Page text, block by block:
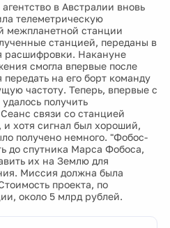
в Австралии вновь
телеметрическую
межпланетной станции
станцией, переданы в
Накануне
смогла впервые после
на его борт команду
частоту. Теперь, впервые с
получить
связи со станцией
хотя сигнал был хороший,
получено немного. "Фобос-
до спутника Марса Фобоса,
их на Землю для
Миссия должна была
проекта, по
около 5 млрд рублей.